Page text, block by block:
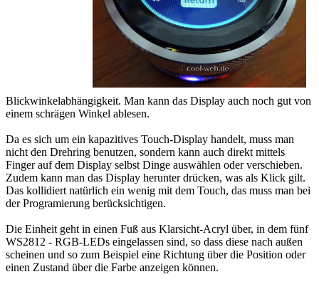
Blickwinkelabhängigkeit. Man kann das Display auch noch gut von
einem schrägen Winkel ablesen.
Da es sich um ein kapazitives Touch-Display handelt, muss man
nicht den Drehring benutzen, sondern kann auch direkt mittels
Finger auf dem Display selbst Dinge auswählen oder verschieben.
Zudem kann man das Display herunter drücken, was als Klick gilt.
Das kollidiert natürlich ein wenig mit dem Touch, das muss man bei
der Programierung berücksichtigen.
Die Einheit geht in einen Fuß aus Klarsicht-Acryl über, in dem fünf
WS2812 - RGB-LEDs eingelassen sind, so dass diese nach außen
scheinen und so zum Beispiel eine Richtung über die Position oder
einen Zustand über die Farbe anzeigen können.